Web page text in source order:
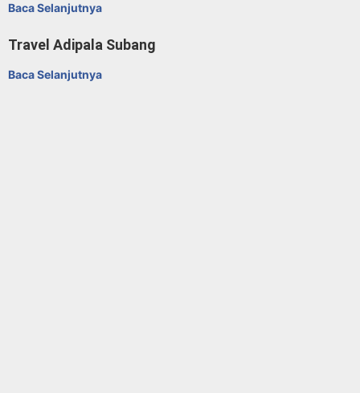
Baca Selanjutnya
Travel Adipala Subang
Baca Selanjutnya